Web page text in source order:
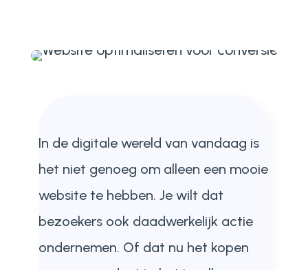
In de digitale wereld van vandaag is
het niet genoeg om alleen een mooie
website te hebben. Je wilt dat
bezoekers ook daadwerkelijk actie
ondernemen. Of dat nu het kopen